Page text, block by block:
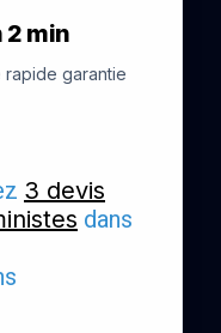
2 min
rapide garantie
3 devis
dans